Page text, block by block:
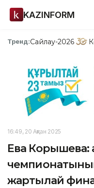
KAZINFORM
Тренд:Сайлау-2026
16:49, 20 Ақпан 2025
Ева Корышева:
жартылай